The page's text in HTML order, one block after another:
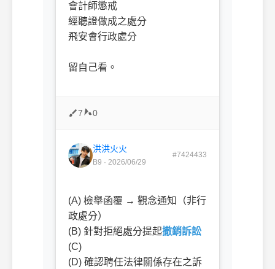
會計師懲戒
經聽證做成之處分
飛安會行政處分
留自己看。
7 0
洪洪火火
B9 · 2026/06/29
#7424433
(A) 檢舉函覆 → 觀念通知（非行
政處分）
(B) 針對拒絕處分提起撤銷訴訟
(C)
(D) 確認聘任法律關係存在之訴